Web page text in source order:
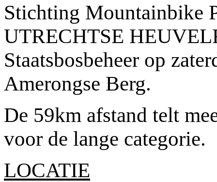
Stichting Mountainbike
UTRECHTSE
Staatsbosbeheer op
Amerongse Berg.
De 59km afstand telt
voor de lange categorie.
LOCATIE